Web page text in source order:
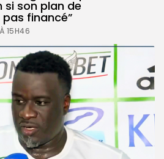
son plan de
financé”
15H46